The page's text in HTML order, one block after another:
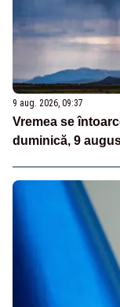
9 aug. 2026, 09:37
Vremea se
duminică, 9